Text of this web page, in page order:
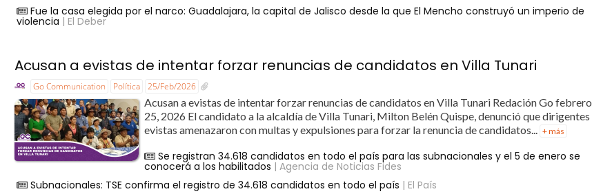
Fue la casa elegida por el narco: Guadalajara, la capital de Jalisco desde la que El Mencho construyó un imperio de
violencia | El Deber
Acusan a evistas de intentar forzar renuncias de candidatos en Villa Tunari
Go Communication Política 25/Feb/2026
Acusan a evistas de intentar forzar renuncias de candidatos en Villa Tunari Redación Go febrero
25, 2026 El candidato a la alcaldía de Villa Tunari, Milton Belén Quispe, denunció que dirigentes
evistas amenazaron con multas y expulsiones para forzar la renuncia de candidatos... + más
Se registran 34.618 candidatos en todo el país para las subnacionales y el 5 de enero se
conocerá a los habilitados | Agencia de Noticias Fides
Subnacionales: TSE confirma el registro de 34.618 candidatos en todo el país | El País